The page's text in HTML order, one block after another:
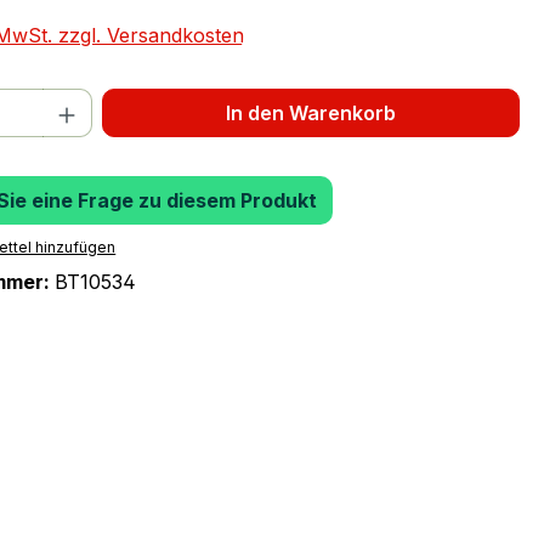
zzgl. Versandkosten
Gib den gewünschten Wert
In den Warenkorb
eine Frage zu diesem Produkt
hinzufügen
BT10534